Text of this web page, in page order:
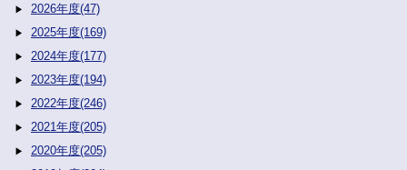
2026年度(47)
2025年度(169)
2024年度(177)
2023年度(194)
2022年度(246)
2021年度(205)
2020年度(205)